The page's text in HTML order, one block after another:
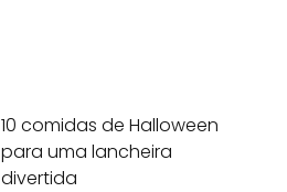
10 comidas de Halloween
para uma lancheira
divertida